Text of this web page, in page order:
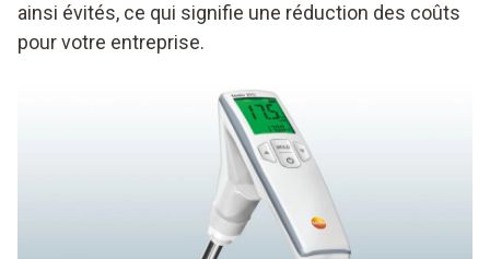
ainsi évités, ce qui signifie une réduction des coûts
pour votre entreprise.